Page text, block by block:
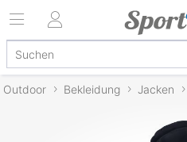
Outdoor Bekleidung Jacken